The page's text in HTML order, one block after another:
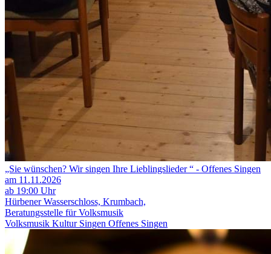
„Sie wünschen? Wir singen Ihre Lieblingslieder “ - Offenes Singen
am 11.11.2026
ab 19:00 Uhr
Hürbener Wasserschloss, Krumbach,
Beratungsstelle für Volksmusik
Volksmusik Kultur Singen Offenes Singen